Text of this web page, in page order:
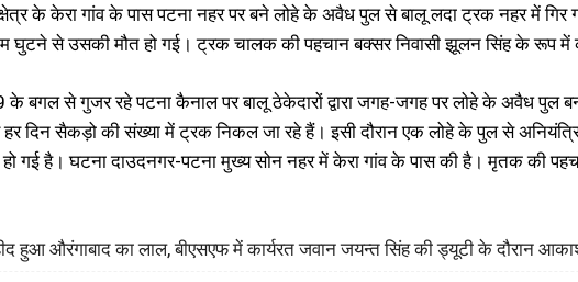
के केरा गांव के पास पटना नहर पर बने लोहे के अवैध पुल से बालू लदा ट्रक नहर में
घुटने से उसकी मौत हो गई। ट्रक चालक की पहचान बक्सर निवासी झूलन सिंह के रूप में
के बगल से गुजर रहे पटना कैनाल पर बालू ठेकेदारों द्वारा जगह-जगह पर लोहे के अवैध
हर दिन सैकड़ो की संख्या में ट्रक निकल जा रहे हैं। इसी दौरान एक लोहे के पुल से
गई है। घटना दाउदनगर-पटना मुख्य सोन नहर में केरा गांव के पास की है। मृतक की
हुआ औरंगाबाद का लाल, बीएसएफ में कार्यरत जवान जयन्त सिंह की ड्यूटी के दौरान